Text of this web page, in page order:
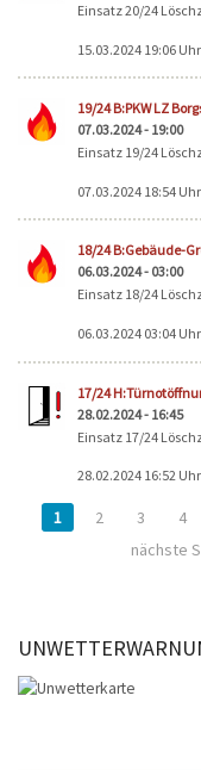
Einsatz 20/24
15.03.2024 19:06
19/24 B:PKW LZ
07.03.2024 - 19:00
Einsatz 19/24
07.03.2024 18:54
18/24 B:Gebäude-
06.03.2024 - 03:00
Einsatz 18/24
06.03.2024 03:04
17/24
28.02.2024 - 16:45
Einsatz 17/24
28.02.2024 16:52
1 2 3 4
nächste